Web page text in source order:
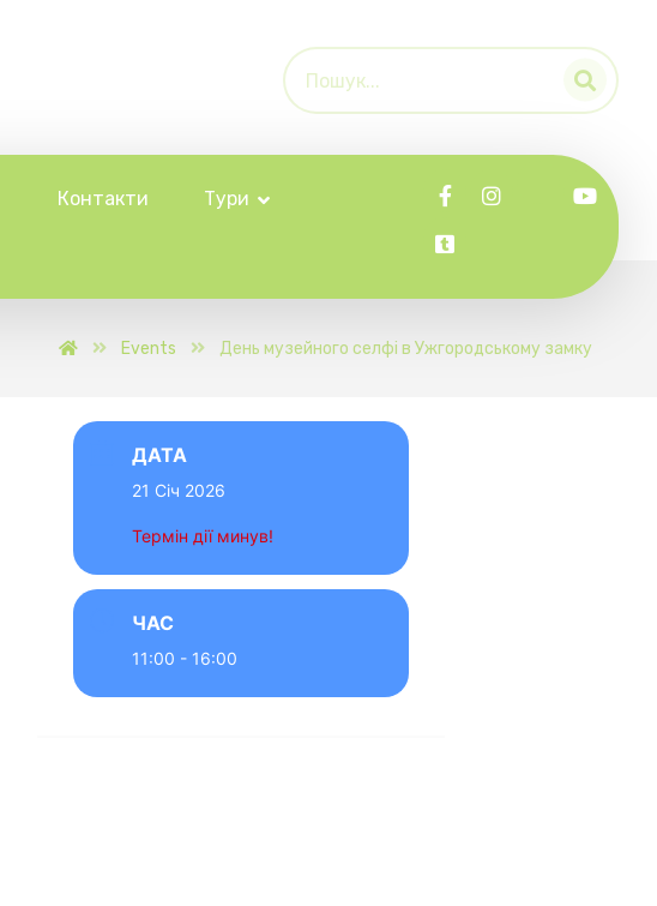
Контакти Тури
Events День музейного селфі в Ужгородському замку
ДАТА
21 Січ 2026
Термін дії минув!
ЧАС
11:00 - 16:00